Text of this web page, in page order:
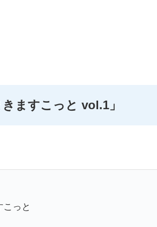
ますこっと vol.1」
っと